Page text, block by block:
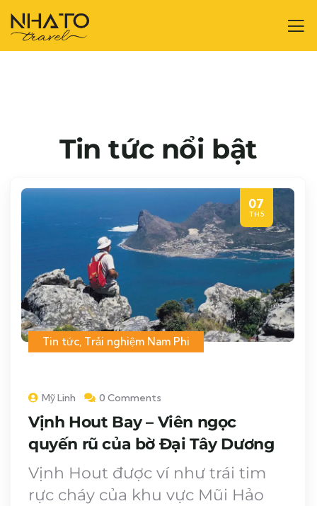
Tin tức nổi bật
07
TH5
Tin tức, Trải nghiệm Nam Phi
Mỹ Linh 0 Comments
Vịnh Hout Bay – Viên ngọc
quyến rũ của bờ Đại Tây Dương
Vịnh Hout được ví như trái tim
rực cháy của khu vực Mũi Hảo